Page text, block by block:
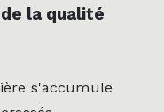
la qualité
s'accumule